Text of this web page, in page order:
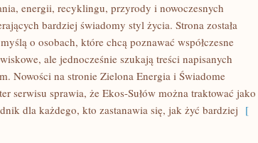
energii, recyklingu, przyrody i nowoczesnych
bardziej świadomy styl życia. Strona została
o osobach, które chcą poznawać współczesne
ale jednocześnie szukają treści napisanych
Nowości na stronie Zielona Energia i Świadome
serwisu sprawia, że Ekos-Sułów można traktować jako
dla każdego, kto zastanawia się, jak żyć bardziej [